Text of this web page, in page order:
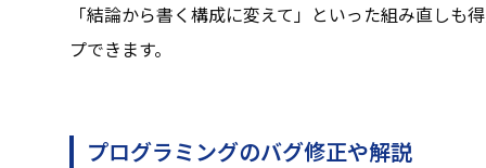
「結論から書く構成に変えて」といった組み直しも
プできます。
プログラミングのバグ修正や解説